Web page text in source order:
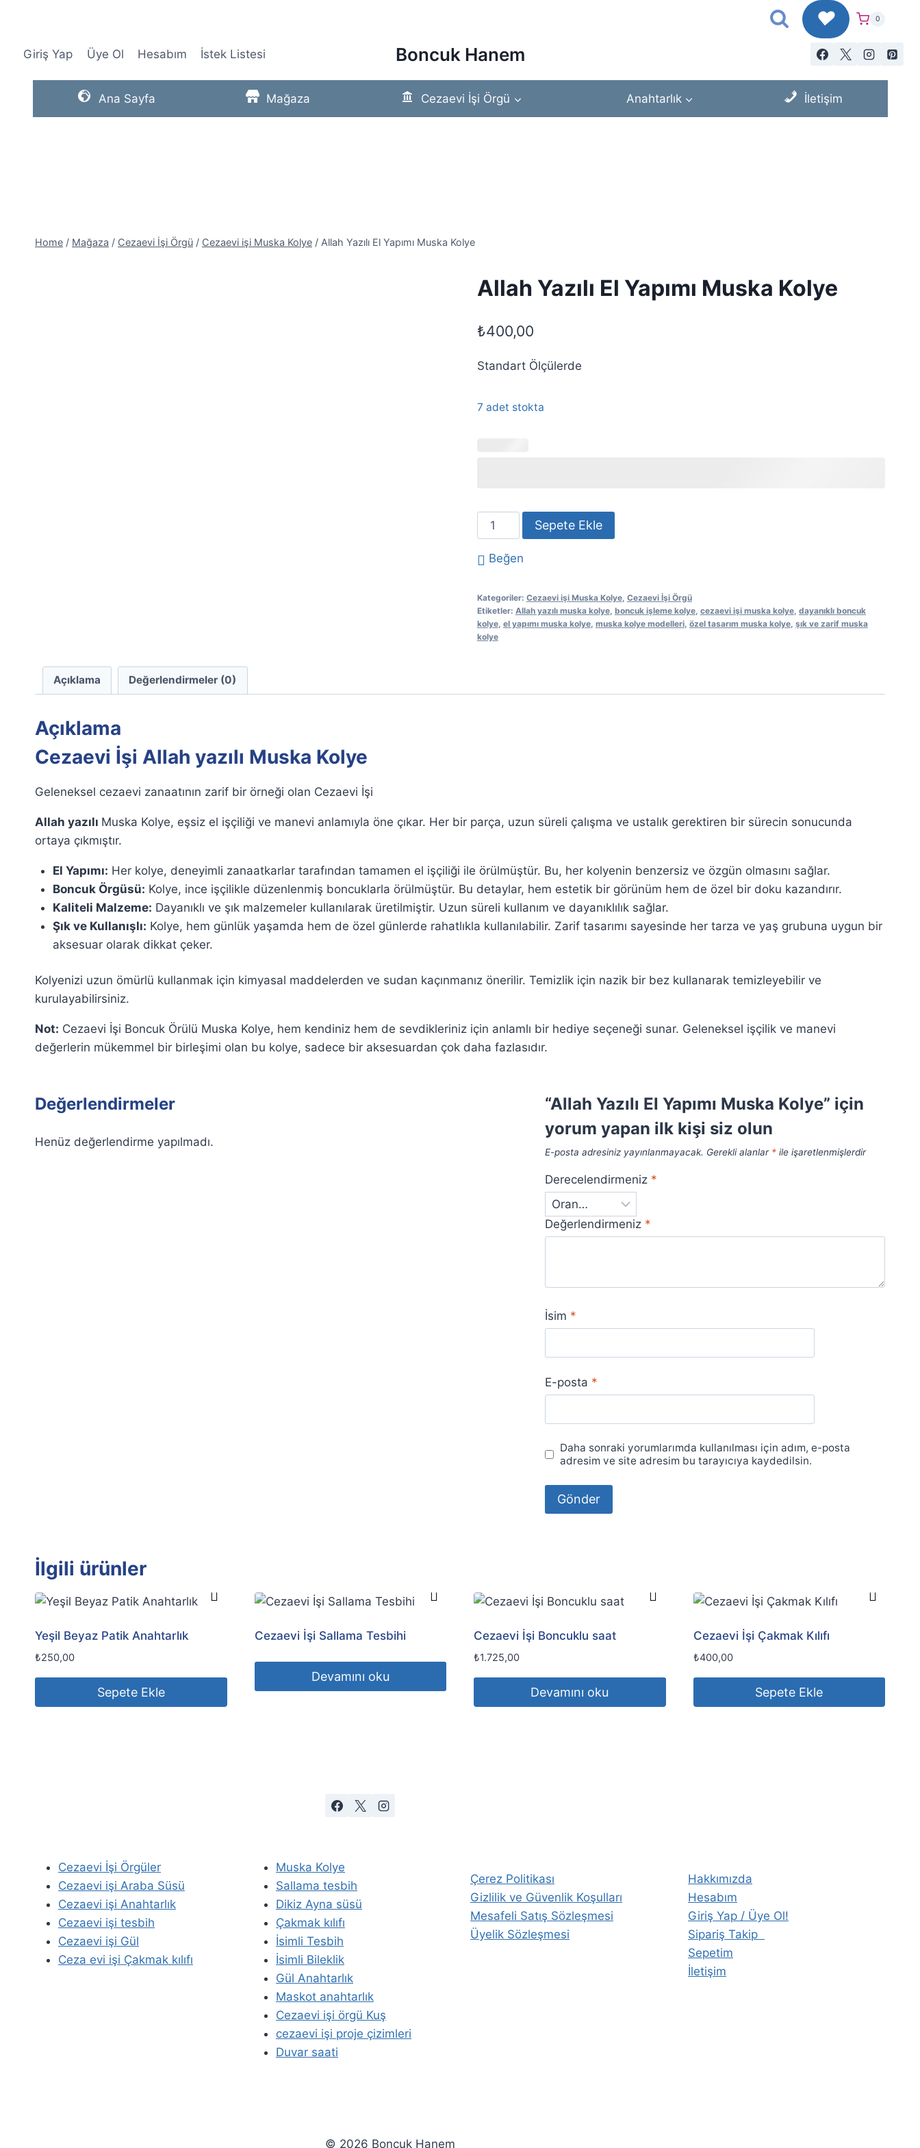
♥ 0
Giriş Yap Üye Ol Hesabım İstek Listesi Boncuk Hanem
Ana Sayfa Mağaza Cezaevi İşi Örgü Anahtarlık İletişim
Home / Mağaza / Cezaevi İşi Örgü / Cezaevi işi Muska Kolye / Allah Yazılı El Yapımı Muska Kolye
Allah Yazılı El Yapımı Muska Kolye
₺400,00
Standart Ölçülerde
7 adet stokta
Allah
Yazılı
El
Muska
Kolye
adet
Sepete Ekle
Beğen
Kategoriler: Cezaevi işi Muska Kolye, Cezaevi İşi Örgü
Etiketler: Allah yazılı muska kolye, boncuk işleme kolye, cezaevi işi muska kolye, dayanıklı boncuk
kolye, el yapımı muska kolye, muska kolye modelleri, özel tasarım muska kolye, şık ve zarif muska
kolye
Açıklama Değerlendirmeler (0)
Açıklama
Cezaevi İşi Allah yazılı Muska Kolye
Geleneksel cezaevi zanaatının zarif bir örneği olan Cezaevi İşi
Allah yazılı Muska Kolye, eşsiz el işçiliği ve manevi anlamıyla öne çıkar. Her bir parça, uzun süreli çalışma ve ustalık gerektiren bir sürecin sonucunda
ortaya çıkmıştır.
El Yapımı: Her kolye, deneyimli zanaatkarlar tarafından tamamen el işçiliği ile örülmüştür. Bu, her kolyenin benzersiz ve özgün olmasını sağlar.
Boncuk Örgüsü: Kolye, ince işçilikle düzenlenmiş boncuklarla örülmüştür. Bu detaylar, hem estetik bir görünüm hem de özel bir doku kazandırır.
Kaliteli Malzeme: Dayanıklı ve şık malzemeler kullanılarak üretilmiştir. Uzun süreli kullanım ve dayanıklılık sağlar.
Şık ve Kullanışlı: Kolye, hem günlük yaşamda hem de özel günlerde rahatlıkla kullanılabilir. Zarif tasarımı sayesinde her tarza ve yaş grubuna uygun bir
aksesuar olarak dikkat çeker.
Kolyenizi uzun ömürlü kullanmak için kimyasal maddelerden ve sudan kaçınmanız önerilir. Temizlik için nazik bir bez kullanarak temizleyebilir ve
kurulayabilirsiniz.
Not: Cezaevi İşi Boncuk Örülü Muska Kolye, hem kendiniz hem de sevdikleriniz için anlamlı bir hediye seçeneği sunar. Geleneksel işçilik ve manevi
değerlerin mükemmel bir birleşimi olan bu kolye, sadece bir aksesuardan çok daha fazlasıdır.
Değerlendirmeler
Henüz değerlendirme yapılmadı.
“Allah Yazılı El Yapımı Muska Kolye” için
yorum yapan ilk kişi siz olun
E-posta adresiniz yayınlanmayacak. Gerekli alanlar * ile işaretlenmişlerdir
Derecelendirmeniz *
Değerlendirmeniz *
İsim *
E-posta *
Daha sonraki yorumlarımda kullanılması için adım, e-posta
adresim ve site adresim bu tarayıcıya kaydedilsin.
İlgili ürünler
Yeşil Beyaz Patik Anahtarlık
₺250,00
Sepete Ekle
Cezaevi İşi Sallama Tesbihi
Devamını oku
Cezaevi İşi Boncuklu saat
₺1.725,00
Devamını oku
Cezaevi İşi Çakmak Kılıfı
₺400,00
Sepete Ekle
Cezaevi İşi Örgüler
Cezaevi işi Araba Süsü
Cezaevi işi Anahtarlık
Cezaevi işi tesbih
Cezaevi işi Gül
Ceza evi işi Çakmak kılıfı
Muska Kolye
Sallama tesbih
Dikiz Ayna süsü
Çakmak kılıfı
İsimli Tesbih
İsimli Bileklik
Gül Anahtarlık
Maskot anahtarlık
Cezaevi işi örgü Kuş
cezaevi işi proje çizimleri
Duvar saati
Çerez Politikası
Gizlilik ve Güvenlik Koşulları
Mesafeli Satış Sözleşmesi
Üyelik Sözleşmesi
Hakkımızda
Hesabım
Giriş Yap / Üye Ol!
Sipariş Takip
Sepetim
İletişim
© 2026 Boncuk Hanem